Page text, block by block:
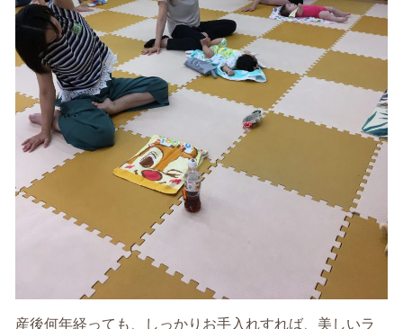
産後何年経っても、しっかりお手入れすれば、美しいラ